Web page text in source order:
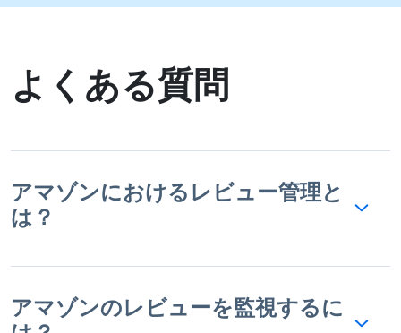
よくある質問
アマゾンにおけるレビュー管理と
は？
アマゾンのレビューを監視するに